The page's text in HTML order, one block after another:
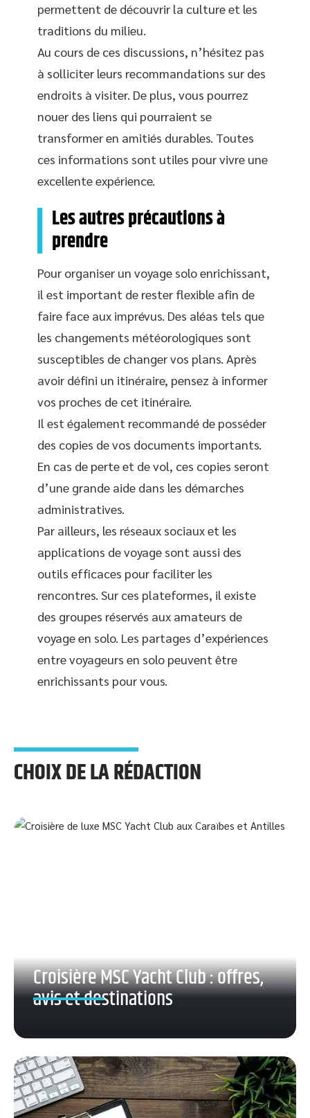
permettent de découvrir la culture et les
traditions du milieu.
Au cours de ces discussions, n’hésitez pas
à solliciter leurs recommandations sur des
endroits à visiter. De plus, vous pourrez
nouer des liens qui pourraient se
transformer en amitiés durables. Toutes
ces informations sont utiles pour vivre une
excellente expérience.
Les autres précautions à
prendre
Pour organiser un voyage solo enrichissant,
il est important de rester flexible afin de
faire face aux imprévus. Des aléas tels que
les changements météorologiques sont
susceptibles de changer vos plans. Après
avoir défini un itinéraire, pensez à informer
vos proches de cet itinéraire.
Il est également recommandé de posséder
des copies de vos documents importants.
En cas de perte et de vol, ces copies seront
d’une grande aide dans les démarches
administratives.
Par ailleurs, les réseaux sociaux et les
applications de voyage sont aussi des
outils efficaces pour faciliter les
rencontres. Sur ces plateformes, il existe
des groupes réservés aux amateurs de
voyage en solo. Les partages d’expériences
entre voyageurs en solo peuvent être
enrichissants pour vous.
CHOIX DE LA RÉDACTION
Croisière MSC Yacht Club : offres,
avis et destinations